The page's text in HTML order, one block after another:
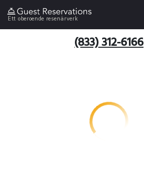
Ett oberoende resenärverk
(833) 312-6166